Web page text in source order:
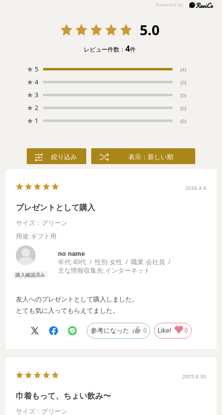
5.0
レビュー件数： 4件
★ 5 (4)
★ 4 (0)
★ 3 (0)
★ 2 (0)
★ 1 (0)
絞り込み 表示：新しい順
2026.4.9
プレゼントとして購入
サイズ：グリーン
用途:ギフト用
no name
年代:40代 性別:女性 職業:会社員
主な情報収集先:インターネット
友人へのプレゼントとして購入しました。
とても気に入ってもらえてました。
参考になった 0 Like! 0
2025.6.30
巾着もって、ちょい飲み〜
サイズ：グリーン